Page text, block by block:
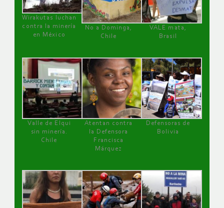
Wirakutas luchan
contra la minería
en México
No a Dominga,
Chile
VALE mata,
Brasil
Valle de Elqui
sin minería.
Chile
Atentan contra
la Defensora
Francisca
Márquez
Defensoras de
Bolivia